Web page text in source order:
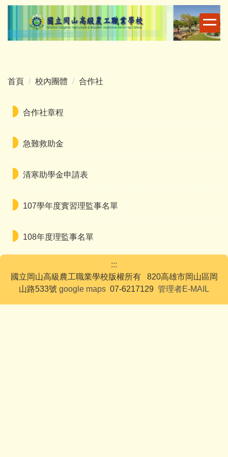
跳
主
區
首頁 校內團體 合作社
合作社章程
急難救助金
清寒助學金申請表
107學年度實習理監事名單
108年度理監事名單
:::
國立岡山高級農工職業學校版權所有 820高雄市岡山區岡
山路533號 google maps 07-6217129 管理者E-MAIL